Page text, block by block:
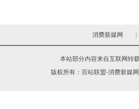
消费新媒网
本站部分内容来自互联网转
版权所有： 百站联盟-消费新媒网